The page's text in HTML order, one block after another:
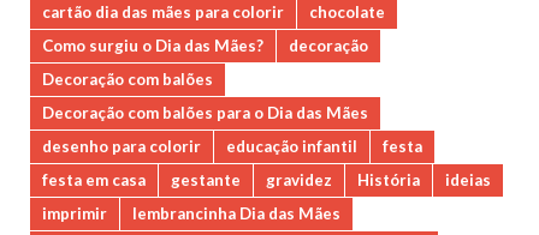
cartão dia das mães para colorir
chocolate
Como surgiu o Dia das Mães?
decoração
Decoração com balões
Decoração com balões para o Dia das Mães
desenho para colorir
educação infantil
festa
festa em casa
gestante gravidez História
ideias
imprimir
lembrancinha Dia das Mães